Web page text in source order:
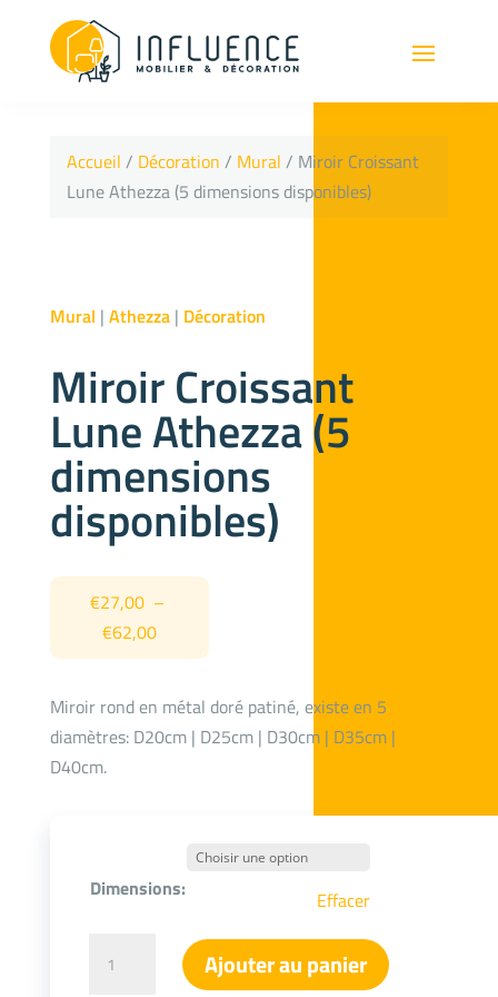
Accueil / Décoration / Mural / Miroir Croissant
Lune Athezza (5 dimensions disponibles)
Mural | Athezza| Décoration
Miroir Croissant
Lune Athezza (5
dimensions
disponibles)
€27,00 –
€62,00Plage
de
€27,00
à
Miroir rond en métal doré patiné, existe en 5
diamètres: D20cm | D25cm | D30cm | D35cm |
D40cm.
Dimensions:
Effacer
Ajouter au panier